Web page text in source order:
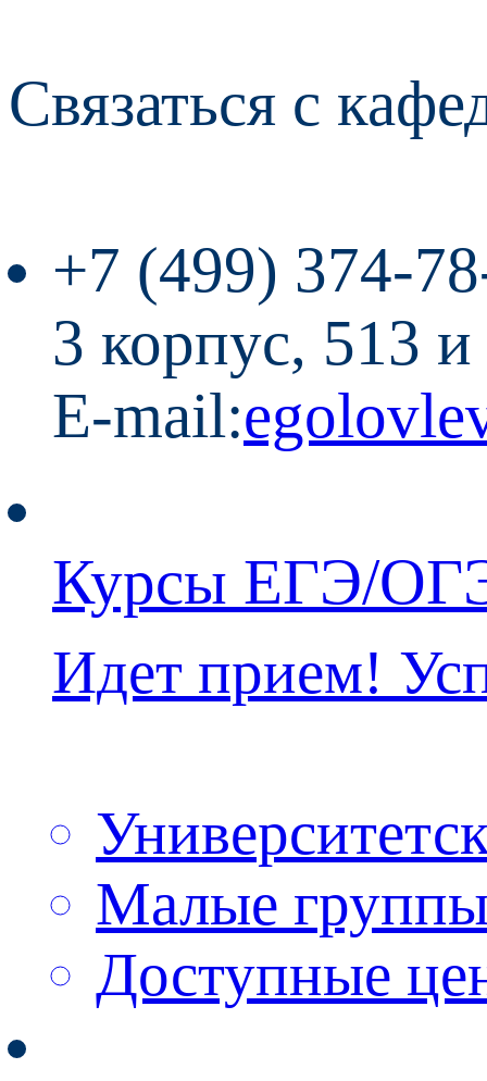
Связаться с
+7 (499) 374-
3 корпус, 513
E-mail:
Курсы ЕГЭ/
Идет прием!
Малые
Доступные